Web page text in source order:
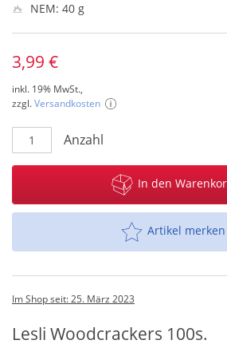
NEM: 40 g
3,99 €
inkl. 19% MwSt.,
zzgl.Versandkosten
Anzahl
In den
Artikel merken
Im Shop seit: 25. März 2023
Lesli Woodcrackers 100s.